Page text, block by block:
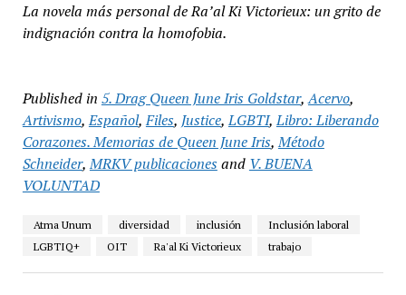
La novela más personal de Ra’al Ki Victorieux: un grito de
indignación contra la homofobia.
Published in 5. Drag Queen June Iris Goldstar,Acervo,
Artivismo,Español,Files, Justice,LGBTI,Libro: Liberando
Corazones. Memorias de Queen June Iris,Método
Schneider,MRKV publicacionesand V. BUENA
VOLUNTAD
Atma Unum diversidad inclusión
Inclusión laboral
LGBTIQ+
OIT Ra'al Ki Victorieux trabajo